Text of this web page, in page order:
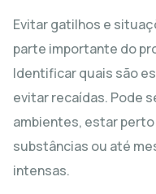
Evitar gatilhos e
parte importante do
Identificar quais são
evitar recaídas. Pode
ambientes, estar
substâncias ou até
intensas.